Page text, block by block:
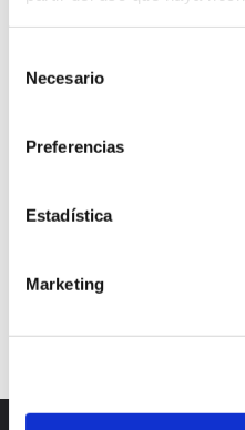
Necesario
Preferencias
Estadística
Marketing
estrategias de marketing
Marketing